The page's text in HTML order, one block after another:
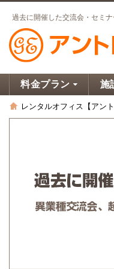
過去に開催した交流会・セミナ
料金プラン 施
レンタルオフィス【アン